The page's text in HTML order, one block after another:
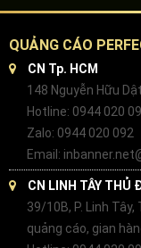
QUẢNG CÁO
CN Tp. HCM
148 Nguyễn Hữu
Hotline: 0944 020
Zalo: 0944 020 092
Email:
CN LINH TÂY THỦ
39/10B, P. Linh
quảng cáo, gian